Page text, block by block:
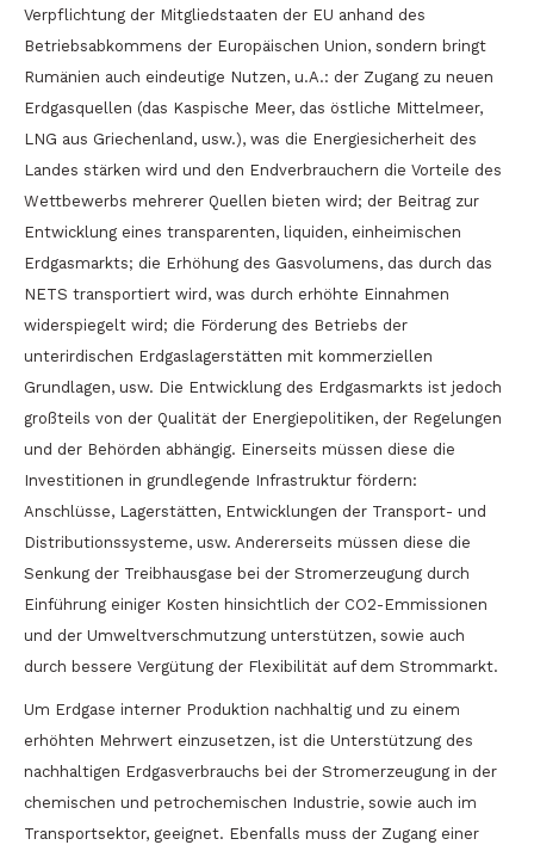
Verpflichtung der Mitgliedstaaten der EU anhand des
Betriebsabkommens der Europäischen Union, sondern bringt
Rumänien auch eindeutige Nutzen, u.A.: der Zugang zu neuen
Erdgasquellen (das Kaspische Meer, das östliche Mittelmeer,
LNG aus Griechenland, usw.), was die Energiesicherheit des
Landes stärken wird und den Endverbrauchern die Vorteile des
Wettbewerbs mehrerer Quellen bieten wird; der Beitrag zur
Entwicklung eines transparenten, liquiden, einheimischen
Erdgasmarkts; die Erhöhung des Gasvolumens, das durch das
NETS transportiert wird, was durch erhöhte Einnahmen
widerspiegelt wird; die Förderung des Betriebs der
unterirdischen Erdgaslagerstätten mit kommerziellen
Grundlagen, usw. Die Entwicklung des Erdgasmarkts ist jedoch
großteils von der Qualität der Energiepolitiken, der Regelungen
und der Behörden abhängig. Einerseits müssen diese die
Investitionen in grundlegende Infrastruktur fördern:
Anschlüsse, Lagerstätten, Entwicklungen der Transport- und
Distributionssysteme, usw. Andererseits müssen diese die
Senkung der Treibhausgase bei der Stromerzeugung durch
Einführung einiger Kosten hinsichtlich der CO2-Emmissionen
und der Umweltverschmutzung unterstützen, sowie auch
durch bessere Vergütung der Flexibilität auf dem Strommarkt.
Um Erdgase interner Produktion nachhaltig und zu einem
erhöhten Mehrwert einzusetzen, ist die Unterstützung des
nachhaltigen Erdgasverbrauchs bei der Stromerzeugung in der
chemischen und petrochemischen Industrie, sowie auch im
Transportsektor, geeignet. Ebenfalls muss der Zugang einer